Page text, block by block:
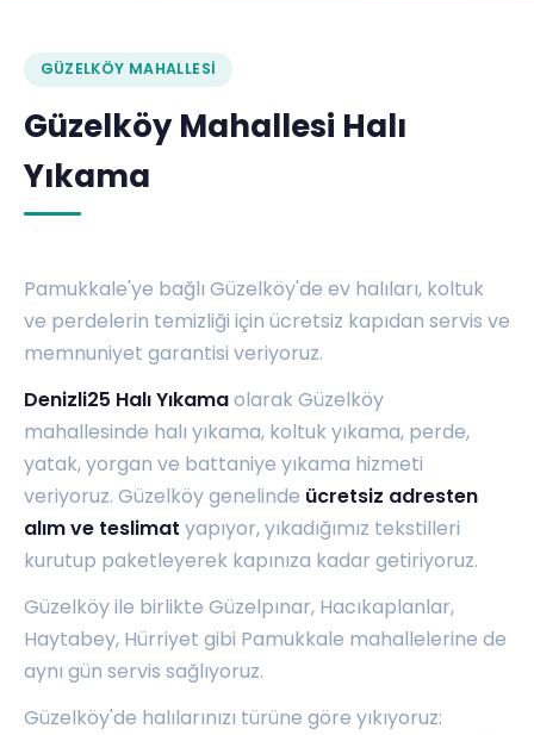
GÜZELKÖY MAHALLESI
Güzelköy Mahallesi Halı
Yıkama
Pamukkale'ye bağlı Güzelköy'de ev halıları, koltuk
ve perdelerin temizliği için ücretsiz kapıdan servis ve
memnuniyet garantisi veriyoruz.
Denizli25 Halı Yıkamaolarak Güzelköy
mahallesinde halı yıkama, koltuk yıkama, perde,
yatak, yorgan ve battaniye yıkama hizmeti
veriyoruz. Güzelköy genelinde ücretsiz adresten
alım ve teslimat yapıyor, yıkadığımız tekstilleri
kurutup paketleyerek kapınıza kadar getiriyoruz.
Güzelköy ile birlikte Güzelpınar, Hacıkaplanlar,
Haytabey, Hürriyet gibi Pamukkale mahallelerine de
aynı gün servis sağlıyoruz.
Güzelköy'de halılarınızı türüne göre yıkıyoruz: